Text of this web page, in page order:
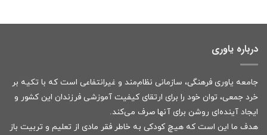
درباره یاوری
جامعه یاوری فرهنگی، سازمانی نظام‌مند و غیرانتفاعی است که با تکیه بر
خرد جمعی، توان خود را برای ارتقای کیفیت آموزشی فرزندان این کشور و
ایجاد آینده‌ای روشن برای آنها صرف می‌کند.
هدف ما این است که هیچ کودکی به خاطر فقر مادی از تعلیم و تربیت باز